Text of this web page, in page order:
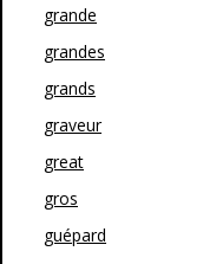
grande
grandes
grands
graveur
great
gros
guépard